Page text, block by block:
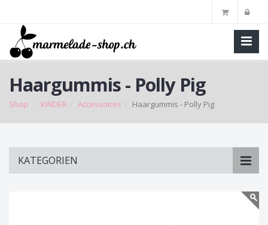
Haargummis - Polly Pig
Shop KINDER Accessoires Haargummis - Polly Pig
KATEGORIEN